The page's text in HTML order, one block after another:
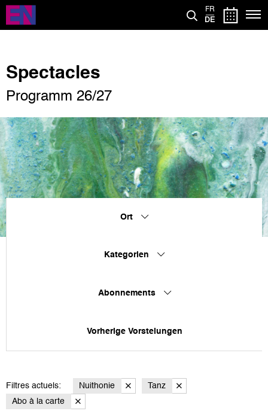
Direkt
zum
Inhalt
FR
DE
Spectacles
Programm 26/27
Ort
Kategorien
Abonnements
Vorherige Vorstelungen
Filtres actuels: Nuithonie
Tanz
Abo à la carte